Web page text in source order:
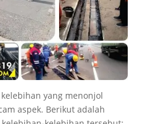
yang menonjol
aspek. Berikut adalah